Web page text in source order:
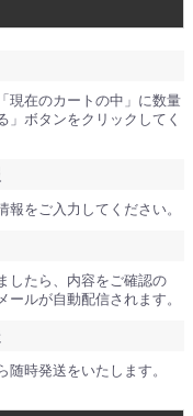
現在のカートの中」に数量
」ボタンをクリックしてく
報をご入力してください。
したら、内容をご確認の
ールが自動配信されます。
随時発送をいたします。